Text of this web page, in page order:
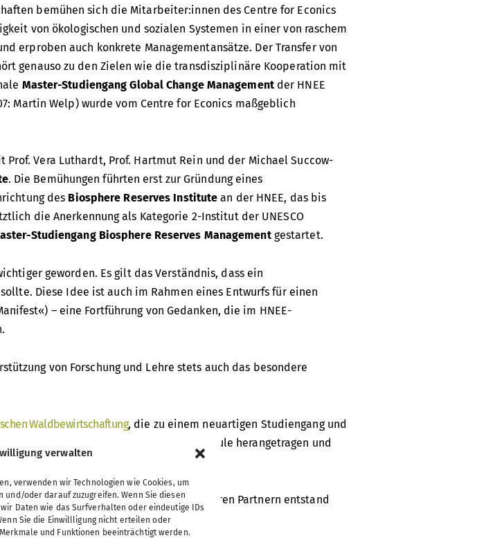
verwalten
verwenden wir Technologien wie Cookies, um
und/oder darauf zuzugreifen. Wenn Sie diesen
Daten wie das Surfverhalten oder eindeutige IDs
Sie die Einwillligung nicht erteilen oder
und Funktionen beeinträchtigt werden.
bemühen sich die Mitarbeiter:innen des Centre for Econics
von ökologischen und sozialen Systemen in einer von raschem
erproben auch konkrete Managementansätze. Der Transfer von
genauso zu den Zielen wie die transdisziplinäre Kooperation mit
Master-Studiengang Global Change Managementder HNEE
Martin Welp) wurde vom Centre for Econics maßgeblich
Vera Luthardt, Prof. Hartmut Rein und der Michael Succow-
. Die Bemühungen führten erst zur Gründung eines
des Biosphere Reserves Institute an der HNEE, das bis
die Anerkennung als Kategorie 2-Institut der UNESCO
Studiengang Biosphere Reserves Managementgestartet.
geworden. Es gilt das Verständnis, dass ein
Diese Idee ist auch im Rahmen eines Entwurfs für einen
– eine Fortführung von Gedanken, die im HNEE-
von Forschung und Lehre stets auch das besondere
Waldbewirtschaftung, die zu einem neuartigen Studiengang und
Peter Wohlleben an die Hochschule herangetragen und
Netzwerk.
mit Peter Wohlleben sowie weiteren Partnern entstand